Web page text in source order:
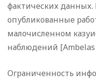
фактических данных.
опубликованные
малочисленном
наблюдений [Ambelas
Ограниченность